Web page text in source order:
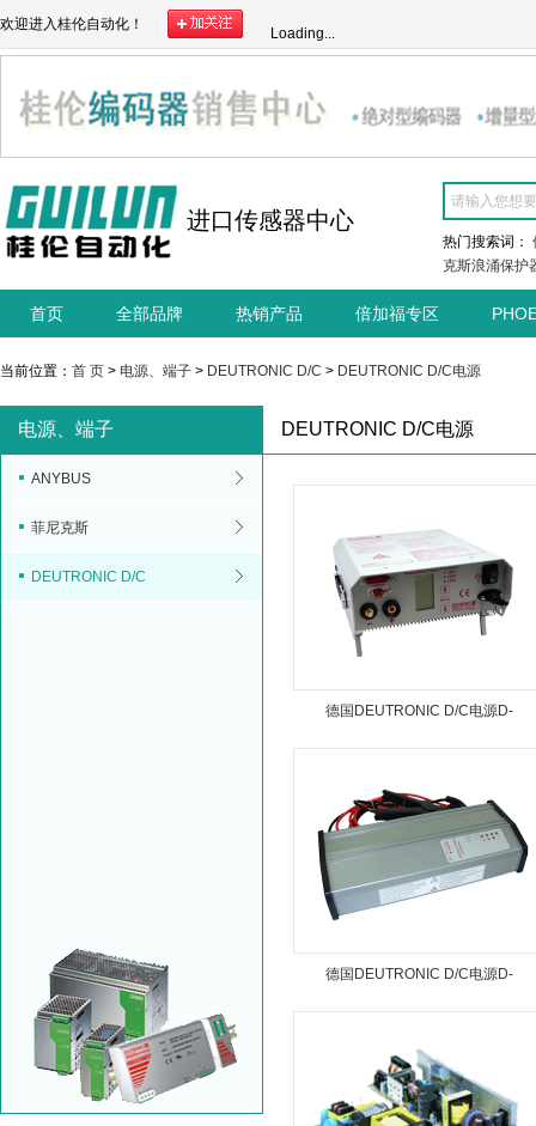
欢迎进入桂伦自动化！
Loading...
进口传感器中心
热门搜索词：
克斯浪涌保护
首页 全部品牌 热销产品 倍加福专区
当前位置： 首 页 > 电源、端子 > DEUTRONIC D/C > DEUTRONIC D/C电源
电源、端子
ANYBUS
菲尼克斯
DEUTRONIC D/C
DEUTRONIC D/C电源
德国DEUTRONIC D/C电源D-
TOP250-12
德国DEUTRONIC D/C电源D-
TOP20LP-12